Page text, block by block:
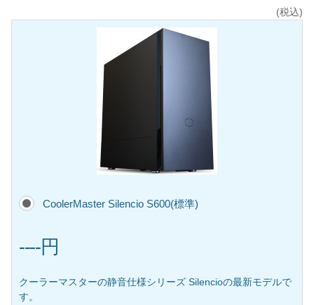
(税込)
CoolerMaster Silencio S600(標準)
----円
クーラーマスターの静音仕様シリーズ Silencioの最新モデルで
す。